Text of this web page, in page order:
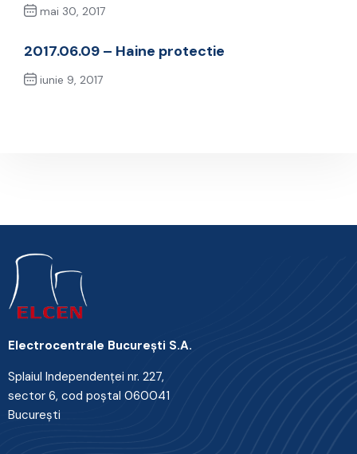
mai 30, 2017
2017.06.09 – Haine protectie
iunie 9, 2017
Electrocentrale Bucureşti S.A.
Splaiul Independenţei nr. 227,
sector 6, cod poştal 060041
Bucureşti